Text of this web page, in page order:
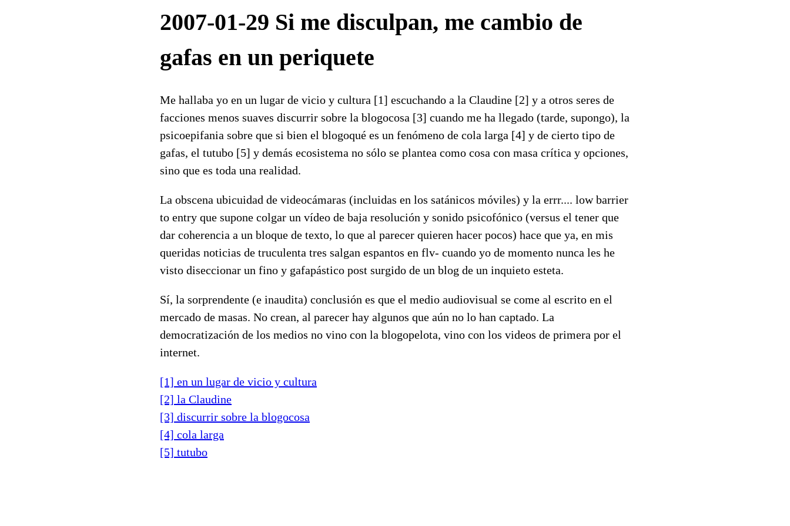
2007-01-29 Si me disculpan, me cambio de
gafas en un periquete
Me hallaba yo en un lugar de vicio y cultura [1] escuchando a la Claudine [2] y a otros seres de
facciones menos suaves discurrir sobre la blogocosa [3] cuando me ha llegado (tarde, supongo), la
psicoepifania sobre que si bien el blogoqué es un fenómeno de cola larga [4] y de cierto tipo de
gafas, el tutubo [5] y demás ecosistema no sólo se plantea como cosa con masa crítica y opciones,
sino que es toda una realidad.
La obscena ubicuidad de videocámaras (incluidas en los satánicos móviles) y la errr.... low barrier
to entry que supone colgar un vídeo de baja resolución y sonido psicofónico (versus el tener que
dar coherencia a un bloque de texto, lo que al parecer quieren hacer pocos) hace que ya, en mis
queridas noticias de truculenta tres salgan espantos en flv- cuando yo de momento nunca les he
visto diseccionar un fino y gafapástico post surgido de un blog de un inquieto esteta.
Sí, la sorprendente (e inaudita) conclusión es que el medio audiovisual se come al escrito en el
mercado de masas. No crean, al parecer hay algunos que aún no lo han captado. La
democratización de los medios no vino con la blogopelota, vino con los videos de primera por el
internet.
[1] en un lugar de vicio y cultura
[2] la Claudine
[3] discurrir sobre la blogocosa
[4] cola larga
[5] tutubo